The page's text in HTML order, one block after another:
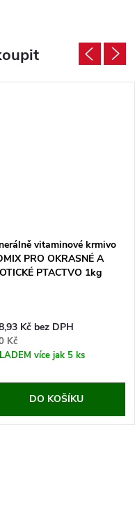
vitaminové krmivo
PRO OKRASNÉ A
PTACTVO 1kg
Kč bez DPH
Kč
více jak 5 ks
DO KOŠÍKU